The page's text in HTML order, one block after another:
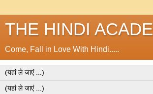
THE HINDI
Come, Fall in Love With Hindi.....